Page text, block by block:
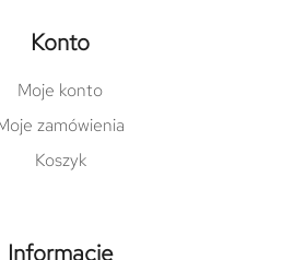
Konto
Moje konto
zamówienia
Koszyk
Informacje